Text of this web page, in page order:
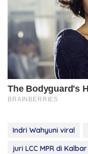
Indri Wahyuni viral
juri LCC MPR di Kalbar